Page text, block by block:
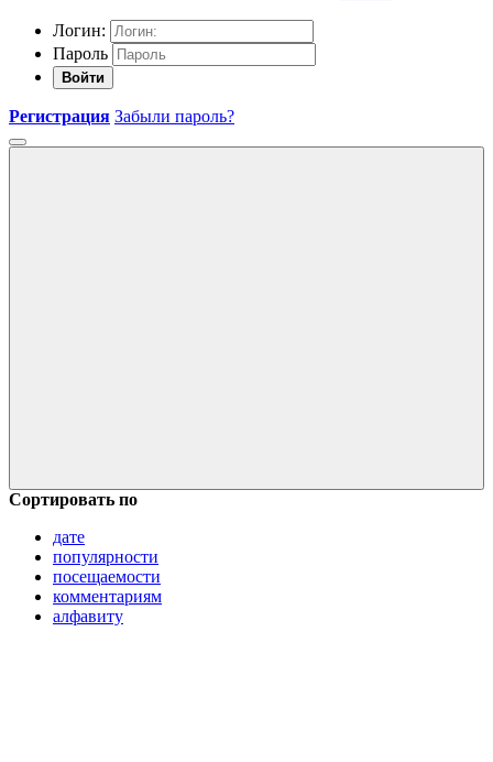
Логин:
Пароль
Войти
Регистрация Забыли пароль?
Сортировать по
дате
популярности
посещаемости
комментариям
алфавиту